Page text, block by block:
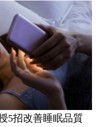
5招改善睡眠品質